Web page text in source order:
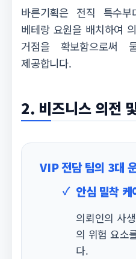
바른기획은 전직 특수
베테랑 요원을 배치하여
거점을 확보함으로써
제공합니다.
2. 비즈니스 의전
VIP 전담 팀의 3대
안심 밀착 케
의뢰인의 사
의 위험 요소
다.